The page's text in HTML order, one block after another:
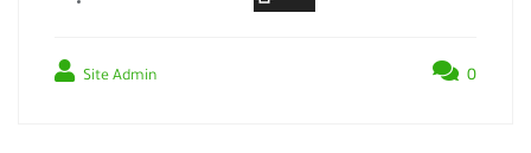
Site Admin 0